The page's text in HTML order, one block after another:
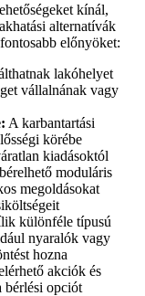
kínál,
alternatívák
előnyöket:
lakóhelyet
vállalnának vagy
A karbantartási
körébe
kiadásoktól
moduláris
megoldásokat
különféle típusú
nyaralók vagy
hozna
akciók és
bérlési opciót